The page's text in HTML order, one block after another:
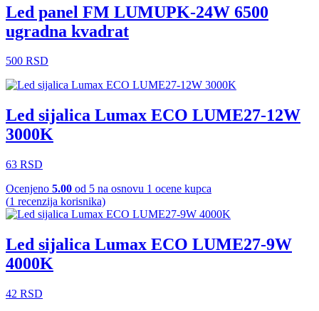
Led panel FM LUMUPK-24W 6500
ugradna kvadrat
500 RSD
Led sijalica Lumax ECO LUME27-12W
3000K
63 RSD
Ocenjeno 5.00 od 5 na osnovu 1 ocene kupca
(1 recenzija korisnika)
Led sijalica Lumax ECO LUME27-9W
4000K
42 RSD